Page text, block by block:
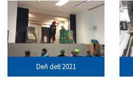
Deň detí 2021